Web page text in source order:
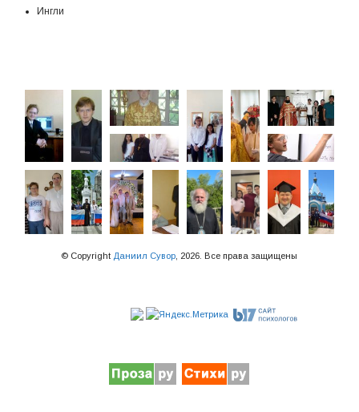
Ингли
© Copyright Даниил Сувор , 2026. Все права защищены